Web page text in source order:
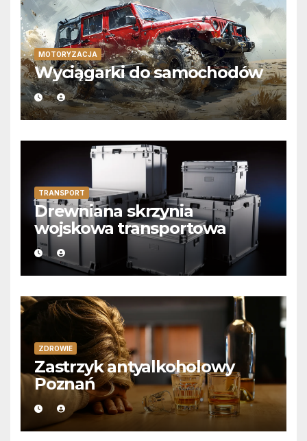
MOTORYZACJA
Wyciągarki do samochodów
TRANSPORT
Drewniana skrzynia
wojskowa transportowa
ZDROWIE
Zastrzyk antyalkoholowy
Poznań